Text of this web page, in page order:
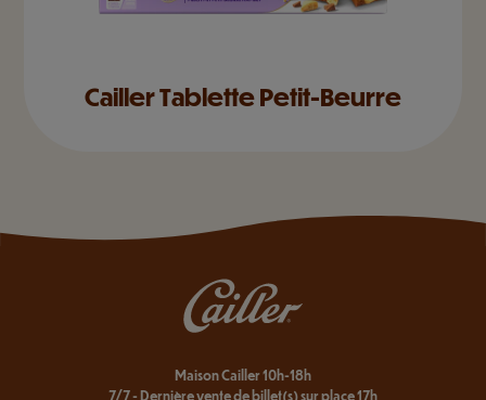
Cailler Tablette Petit-Beurre
Maison Cailler 10h-18h
7/7 - Dernière vente de billet(s) sur place 17h